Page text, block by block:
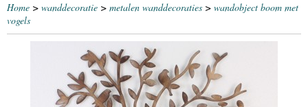
Home > wanddecoratie > metalen wanddecoraties > wandobject boom met
vogels